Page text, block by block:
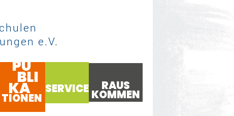
e.V.
PU
BLI
KA
TIONEN
SERVICE RAUS
KOMMEN